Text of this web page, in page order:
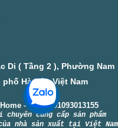
Di ( Tầng 2 ), Phường Nam
Hà Nội, Việt Nam
- MST: 001093013155
chuyên cung cấp sản phẩm
nhà sản xuất tại Việt Nam